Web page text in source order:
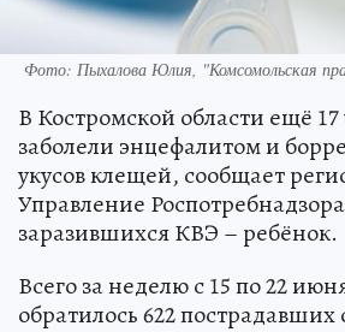
Фото: Пыхалова Юлия, "Комсомольская
В Костромской области ещё 17
заболели энцефалитом и
укусов клещей, сообщает
Управление
заразившихся КВЭ – ребёнок.
Всего за неделю с 15 по 22
обратилось 622 пострадавших